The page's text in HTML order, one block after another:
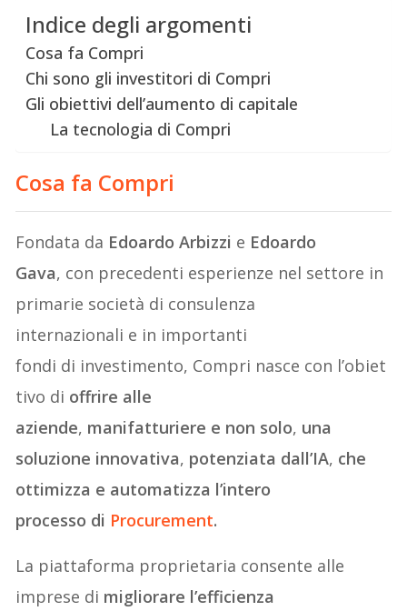
Indice degli argomenti
Cosa fa Compri
Chi sono gli investitori di Compri
Gli obiettivi dell’aumento di capitale
La tecnologia di Compri
Cosa fa Compri
Fondata da Edoardo Arbizzi e Edoardo
Gava, con precedenti esperienze nel settore in
primarie società di consulenza
internazionali e in importanti
fondi di investimento, Compri nasce con l’obiet
tivo di offrire alle
aziende, manifatturiere e non solo, una
soluzione innovativa, potenziata dall’IA, che
ottimizza e automatizza l’intero
processo di Procurement.
La piattaforma proprietaria consente alle
imprese di migliorare l’efficienza